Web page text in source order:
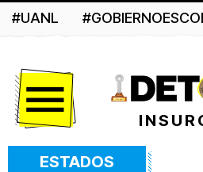
#UANL
ESTADOS